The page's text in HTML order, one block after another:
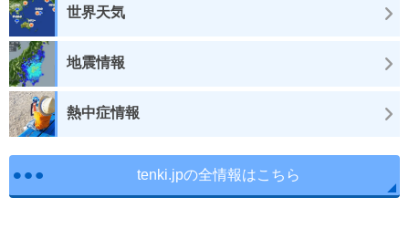
世界天気
地震情報
熱中症情報
tenki.jpの全情報はこちら